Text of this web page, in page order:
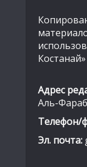
Адрес
Аль-
Телефон/
Эл. почта: